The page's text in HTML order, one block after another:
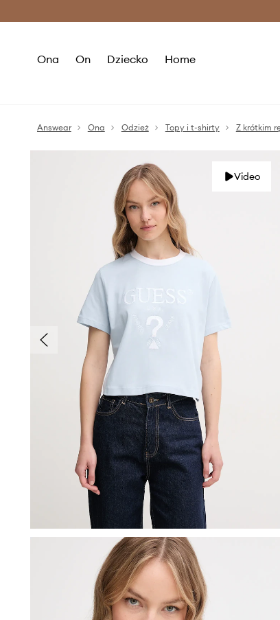
Ona On Dziecko Home
Answear Ona Odzież Topy i t-shirty Z krótkim
Video